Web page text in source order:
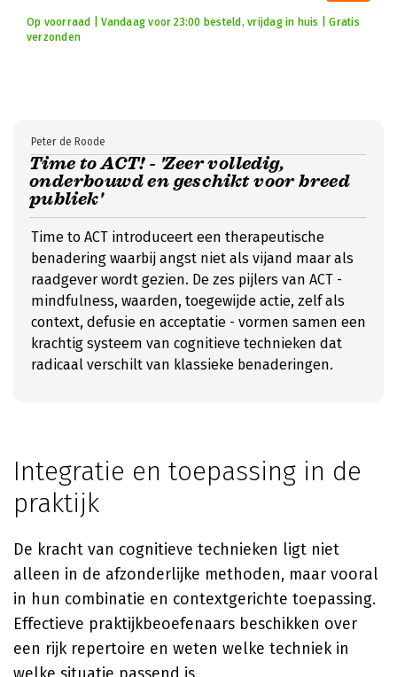
Op voorraad | Vandaag voor 23:00 besteld, vrijdag in huis | Gratis
verzonden
Time to ACT! - 'Zeer volledig,
onderbouwd en geschikt voor breed
publiek'
Peter de Roode
Time to ACT introduceert een therapeutische
benadering waarbij angst niet als vijand maar als
raadgever wordt gezien. De zes pijlers van ACT -
mindfulness, waarden, toegewijde actie, zelf als
context, defusie en acceptatie - vormen samen een
krachtig systeem van cognitieve technieken dat
radicaal verschilt van klassieke benaderingen.
Integratie en toepassing in de
praktijk
De kracht van cognitieve technieken ligt niet
alleen in de afzonderlijke methoden, maar vooral
in hun combinatie en contextgerichte toepassing.
Effectieve praktijkbeoefenaars beschikken over
een rijk repertoire en weten welke techniek in